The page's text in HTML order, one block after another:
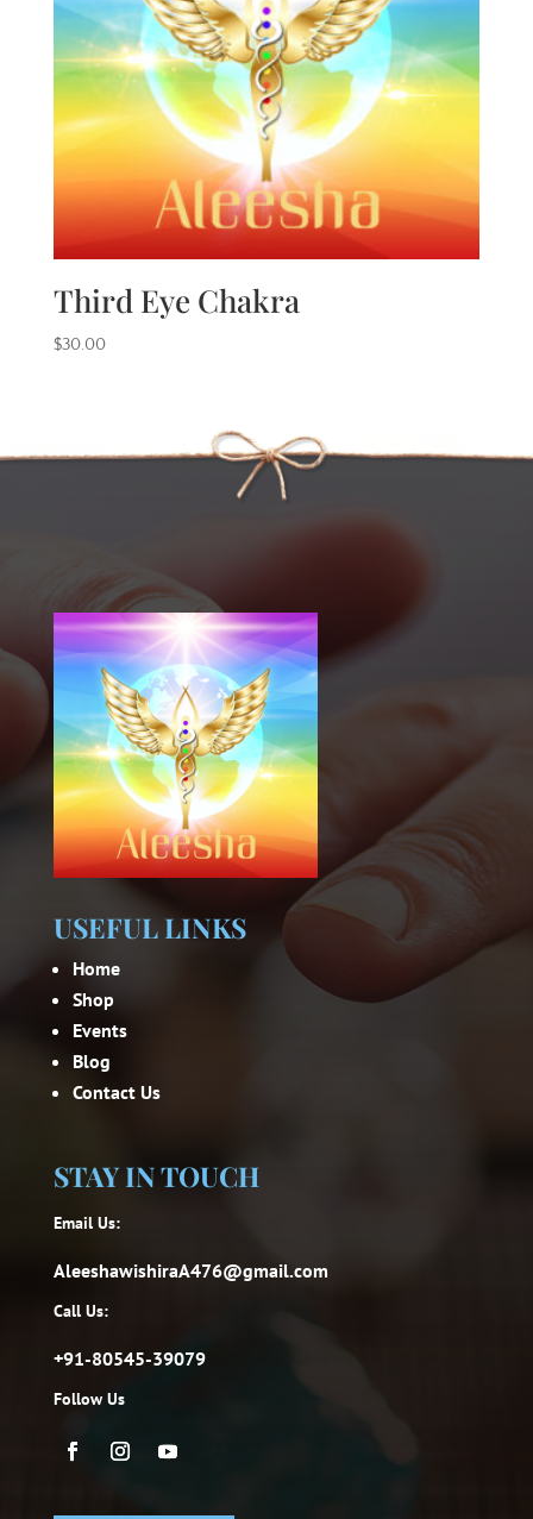
Third Eye Chakra
$30.00
USEFUL LINKS
Home
Shop
Events
Blog
Contact Us
STAY IN TOUCH
Email Us:
AleeshawishiraA476@gmail.com
Call Us:
+91-80545-39079
Follow Us